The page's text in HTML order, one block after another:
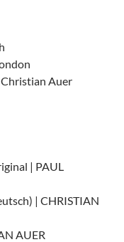
Auer
| PAUL
| CHRISTIAN
AUER